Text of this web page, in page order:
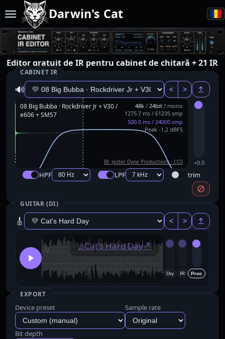
Darwin's Cat
Editor gratuit de IR pentru cabinet de chitară + 21 IR
CABINET IR
🔊 < >
08 Big Bubba · Rockdriver Jr + V30 /
e606 + SM57
48k / 24bit / mono
1275.7 ms / 61235 smp
500.0 ms / 24000 smp
Peak -1.2 dBFS
IR: Jester Dyne Productions · CC0 +0.0
HPF LPF trim
GUITAR (DI)
🎸 < >
♫Cat's Hard Day↗
Dry IR Proc
EXPORT
Device preset Sample rate
Bit depth